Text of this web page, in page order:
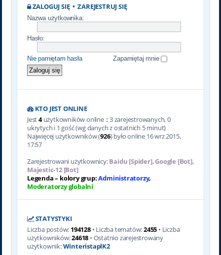
ZALOGUJ SIĘ•ZAREJESTRUJ SIĘ
Nazwa użytkownika:
Hasło:
Nie pamiętam hasła Zapamiętaj mnie
KTO JEST ONLINE
Jest4użytkowników online :: 3 zarejestrowanych, 0
ukrytych i 1 gość (wg danych z ostatnich 5 minut)
Najwięcej użytkowników (926) było online 16 wrz 2015,
17:57
Zarejestrowani użytkownicy:Baidu [Spider],Google [Bot],
Majestic-12 [Bot]
Legenda – kolory grup:Administratorzy,
Moderatorzy globalni
STATYSTYKI
Liczba postów: 194128• Liczba tematów:2455 • Liczba
użytkowników:24618 • Ostatnio zarejestrowany
użytkownik:WinteristaplK2